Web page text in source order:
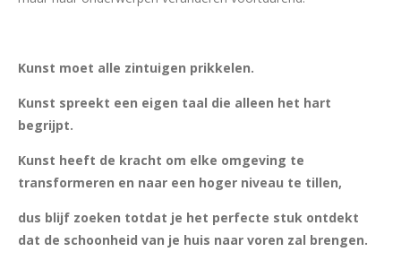
Kunst moet alle zintuigen prikkelen.
Kunst spreekt een eigen taal die alleen het hart
begrijpt.
Kunst heeft de kracht om elke omgeving te
transformeren en naar een hoger niveau te tillen,
dus blijf zoeken totdat je het perfecte stuk ontdekt
dat de schoonheid van je huis naar voren zal brengen.